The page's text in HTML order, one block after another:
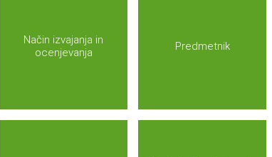
Način izvajanja in
ocenjevanja
Predmetnik